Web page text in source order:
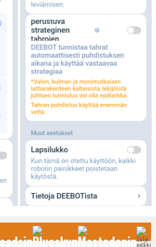
alta voi säätää pelkästään